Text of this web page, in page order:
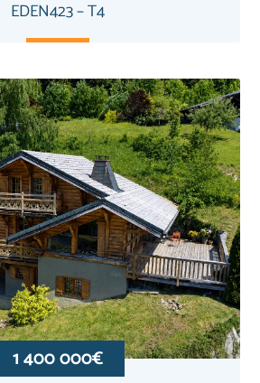
EDEN423 – T4
1 400 000€